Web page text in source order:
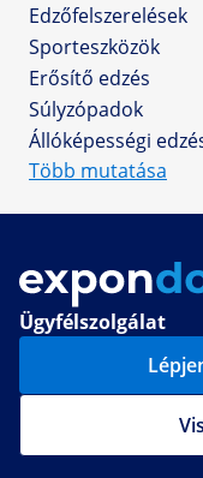
Edzőfelszerelések
Sporteszközök
Erősítő edzés
Súlyzópadok
Állóképességi
Több mutatása
Ügyfélszolgálat